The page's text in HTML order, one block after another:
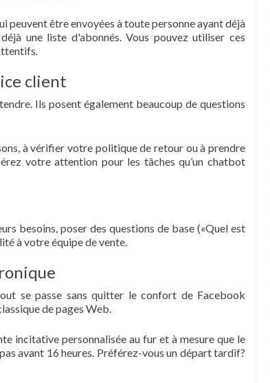
peuvent être envoyées à toute personne ayant déjà
une liste d'abonnés. Vous pouvez utiliser ces
client
Ils posent également beaucoup de questions
à vérifier votre politique de retour ou à prendre
votre attention pour les tâches qu’un chatbot
besoins, poser des questions de base («Quel est
à votre équipe de vente.
se passe sans quitter le confort de Facebook
de pages Web.
incitative personnalisée au fur et à mesure que le
avant 16 heures. Préférez-vous un départ tardif?